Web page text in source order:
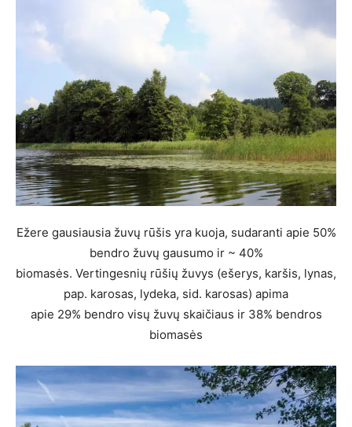
Ežere gausiausia žuvų rūšis yra kuoja, sudaranti apie 50%
bendro žuvų gausumo ir ~ 40%
biomasės. Vertingesnių rūšių žuvys (ešerys, karšis, lynas,
pap. karosas, lydeka, sid. karosas) apima
apie 29% bendro visų žuvų skaičiaus ir 38% bendros
biomasės